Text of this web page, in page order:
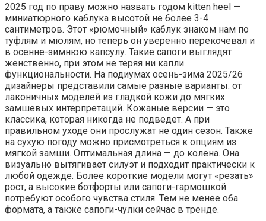
2025 год по праву можно назвать годом kitten heel —
миниатюрного каблука высотой не более 3-4
сантиметров. Этот «рюмочный» каблук знаком нам по
туфлям и мюлям, но теперь он уверенно перекочевал и
в осенне-зимнюю капсулу. Такие сапоги выглядят
женственно, при этом не теряя ни капли
функциональности. На подиумах осень-зима 2025/26
дизайнеры представили самые разные варианты: от
лаконичных моделей из гладкой кожи до мягких
замшевых интерпретаций. Кожаные версии — это
классика, которая никогда не подведет. А при
правильном уходе они прослужат не один сезон. Также
на сухую погоду можно присмотреться к опциям из
мягкой замши. Оптимальная длина — до колена. Она
визуально вытягивает силуэт и подходит практически к
любой одежде. Более короткие модели могут «резать»
рост, а высокие ботфорты или сапоги-гармошкой
потребуют особого чувства стиля. Тем не менее оба
формата, а также сапоги-чулки сейчас в тренде.